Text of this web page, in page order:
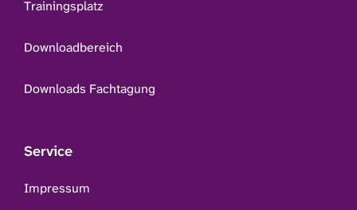
Trainingsplatz
Downloadbereich
Downloads Fachtagung
Service
Impressum